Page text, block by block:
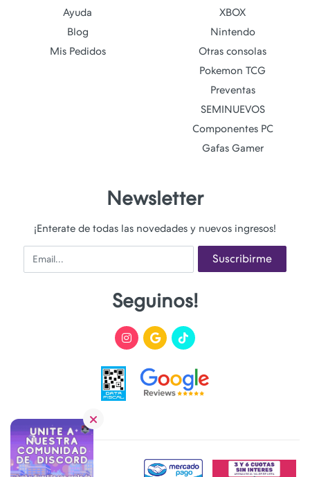
Ayuda
Blog
Mis Pedidos
XBOX
Nintendo
Otras consolas
Pokemon TCG
Preventas
SEMINUEVOS
Componentes PC
Gafas Gamer
Newsletter
¡Enterate de todas las novedades y nuevos ingresos!
Email Suscribirme
Seguinos!